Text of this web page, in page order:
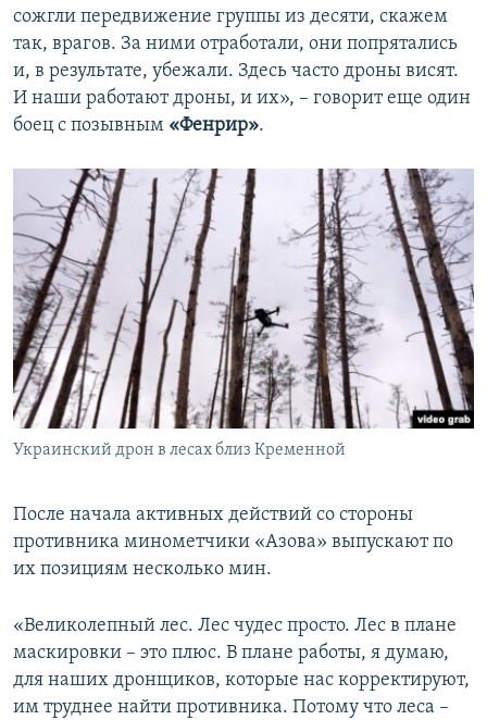
сожгли передвижение группы из десяти, скажем
так, врагов. За ними отработали, они попрятались
и, в результате, убежали. Здесь часто дроны висят.
И наши работают дроны, и их», – говорит еще один
боец с позывным «Фенрир».
Украинский дрон в лесах близ Кременной
После начала активных действий со стороны
противника минометчики «Азова» выпускают по
их позициям несколько мин.
«Великолепный лес. Лес чудес просто. Лес в плане
маскировки – это плюс. В плане работы, я думаю,
для наших дронщиков, которые нас корректируют,
им труднее найти противника. Потому что леса –